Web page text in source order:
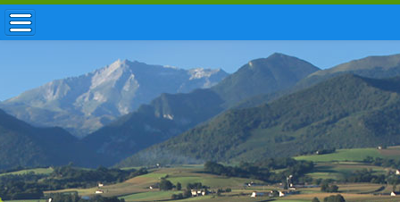
ACCUEIL / INFOS
MUNICIPALITÉ
VIE LOCALE
ENFANCE